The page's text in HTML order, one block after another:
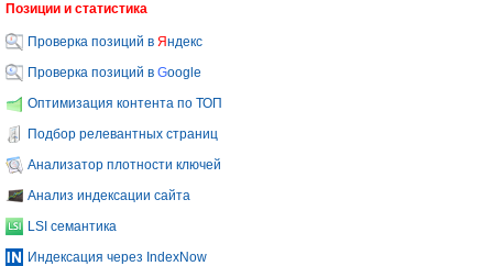
Позиции и статистика
Проверка позиций в Яндекс
Проверка позиций в Google
Оптимизация контента по ТОП
Подбор релевантных страниц
Анализатор плотности ключей
Анализ индексации сайта
LSI семантика
Индексация через IndexNow